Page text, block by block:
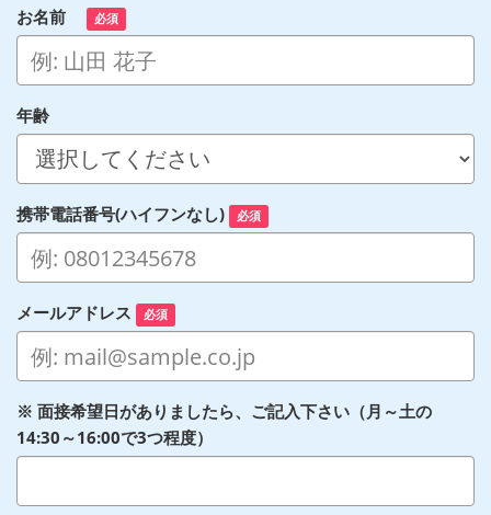
お名前 必須
年齢
携帯電話番号(ハイフンなし) 必須
メールアドレス 必須
※ 面接希望日がありましたら、ご記入下さい（月～土の
14:30～16:00で3つ程度）